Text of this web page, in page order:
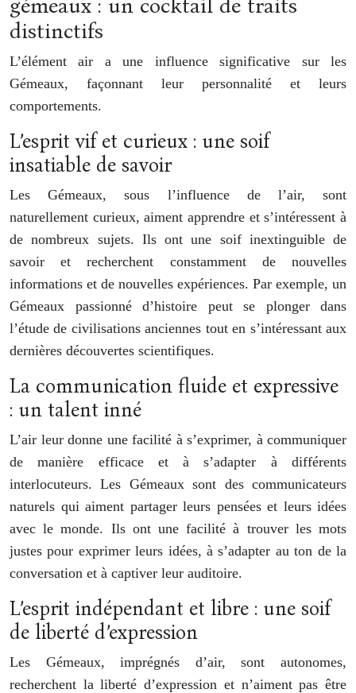
gémeaux : un cocktail de traits
distinctifs
L’élément air a une influence significative sur les
Gémeaux, façonnant leur personnalité et leurs
comportements.
L’esprit vif et curieux : une soif
insatiable de savoir
Les Gémeaux, sous l’influence de l’air, sont
naturellement curieux, aiment apprendre et s’intéressent à
de nombreux sujets. Ils ont une soif inextinguible de
savoir et recherchent constamment de nouvelles
informations et de nouvelles expériences. Par exemple, un
Gémeaux passionné d’histoire peut se plonger dans
l’étude de civilisations anciennes tout en s’intéressant aux
dernières découvertes scientifiques.
La communication fluide et expressive
: un talent inné
L’air leur donne une facilité à s’exprimer, à communiquer
de manière efficace et à s’adapter à différents
interlocuteurs. Les Gémeaux sont des communicateurs
naturels qui aiment partager leurs pensées et leurs idées
avec le monde. Ils ont une facilité à trouver les mots
justes pour exprimer leurs idées, à s’adapter au ton de la
conversation et à captiver leur auditoire.
L’esprit indépendant et libre : une soif
de liberté d’expression
Les Gémeaux, imprégnés d’air, sont autonomes,
recherchent la liberté d’expression et n’aiment pas être